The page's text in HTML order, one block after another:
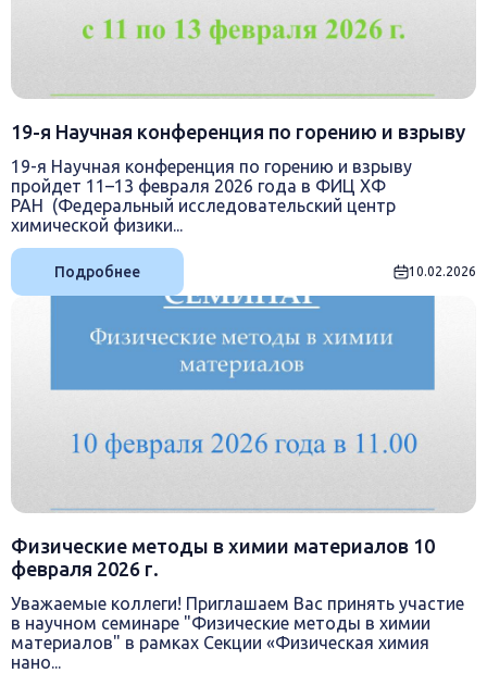
19-я Научная конференция по горению и взрыву
19-я Научная конференция по горению и взрыву
пройдет 11–13 февраля 2026 года в ФИЦ ХФ
РАН (Федеральный исследовательский центр
химической физики...
Подробнее 10.02.2026
Физические методы в химии материалов 10
февраля 2026 г.
Уважаемые коллеги! Приглашаем Вас принять участие
в научном семинаре "Физические методы в химии
материалов" в рамках Секции «Физическая химия
нано...